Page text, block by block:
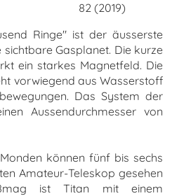
82 (2019)
Ringe" ist der äusserste
Gasplanet. Die kurze
ein starkes Magnetfeld. Die
vorwiegend aus Wasserstoff
Das System der
Aussendurchmesser von
können fünf bis sechs
Amateur-Teleskop gesehen
ist Titan mit einem